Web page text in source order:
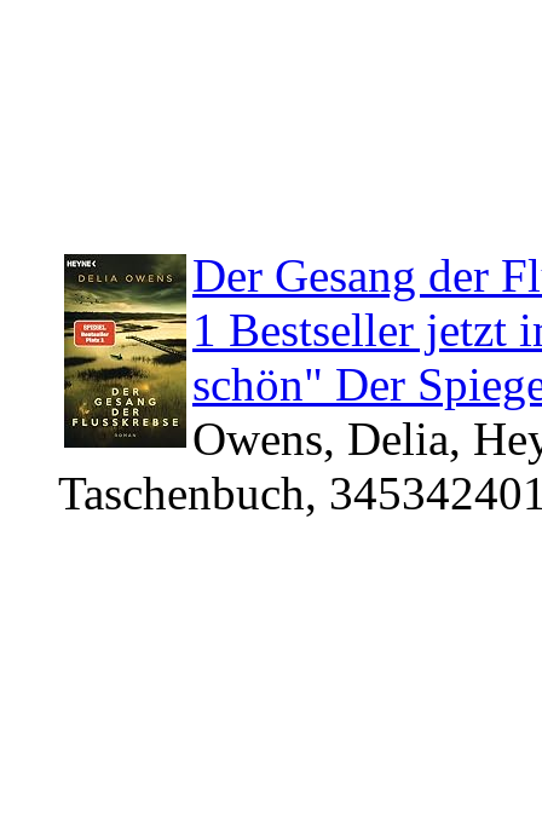
Der Gesang der
1 Bestseller jetzt
schön" Der
Owens, Delia,
Taschenbuch,